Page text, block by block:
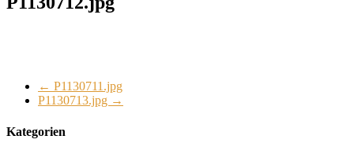
← P1130711.jpg
P1130713.jpg →
Kategorien